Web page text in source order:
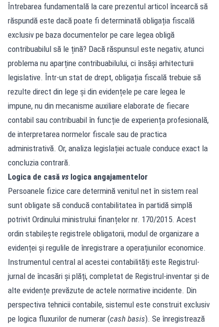
Întrebarea fundamentală la care prezentul articol încearcă să
răspundă este dacă poate fi determinată obligația fiscală
exclusiv pe baza documentelor pe care legea obligă
contribuabilul să le țină? Dacă răspunsul este negativ, atunci
problema nu aparține contribuabilului, ci însăși arhitecturii
legislative. Într-un stat de drept, obligația fiscală trebuie să
rezulte direct din lege și din evidențele pe care legea le
impune, nu din mecanisme auxiliare elaborate de fiecare
contabil sau contribuabil în funcție de experiența profesională,
de interpretarea normelor fiscale sau de practica
administrativă. Or, analiza legislației actuale conduce exact la
concluzia contrară.
Logica de casă vs logica angajamentelor
Persoanele fizice care determină venitul net în sistem real
sunt obligate să conducă contabilitatea în partidă simplă
potrivit Ordinului ministrului finanțelor nr. 170/2015. Acest
ordin stabilește registrele obligatorii, modul de organizare a
evidenței și regulile de înregistrare a operațiunilor economice.
Instrumentul central al acestei contabilități este Registrul-
jurnal de încasări și plăți, completat de Registrul-inventar și de
alte evidențe prevăzute de actele normative incidente. Din
perspectiva tehnicii contabile, sistemul este construit exclusiv
pe logica fluxurilor de numerar (cash basis). Se înregistrează